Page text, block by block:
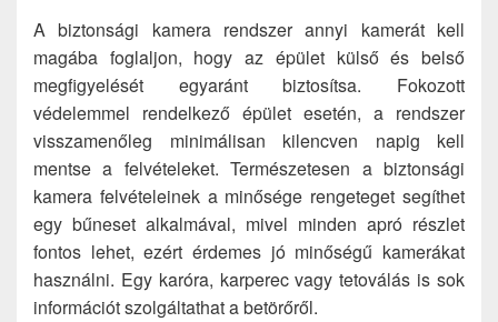
A biztonsági kamera rendszer annyi kamerát kell
magába foglaljon, hogy az épület külső és belső
megfigyelését egyaránt biztosítsa. Fokozott
védelemmel rendelkező épület esetén, a rendszer
visszamenőleg minimálisan kilencven napig kell
mentse a felvételeket. Természetesen a biztonsági
kamera felvételeinek a minősége rengeteget segíthet
egy bűneset alkalmával, mivel minden apró részlet
fontos lehet, ezért érdemes jó minőségű kamerákat
használni. Egy karóra, karperec vagy tetoválás is sok
információt szolgáltathat a betörőről.